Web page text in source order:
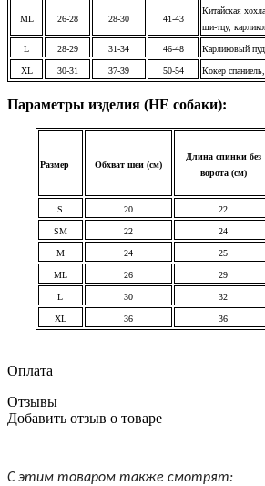
ML 26-28 28-30 41-43
Китайская
ши-тцу,
L 28-29 31-34 46-48 Карликовый
XL 30-31 37-39 50-54 Кокер
Параметры изделия (НЕ собаки):
Размер Обхват шеи (см)
Длина спинки без
ворота (см)
S 20 22
SM 22 24
M 24 25
ML 26 29
L 30 32
XL 36 36
Оплата
Отзывы
Добавить отзыв о товаре
С этим товаром также смотрят: